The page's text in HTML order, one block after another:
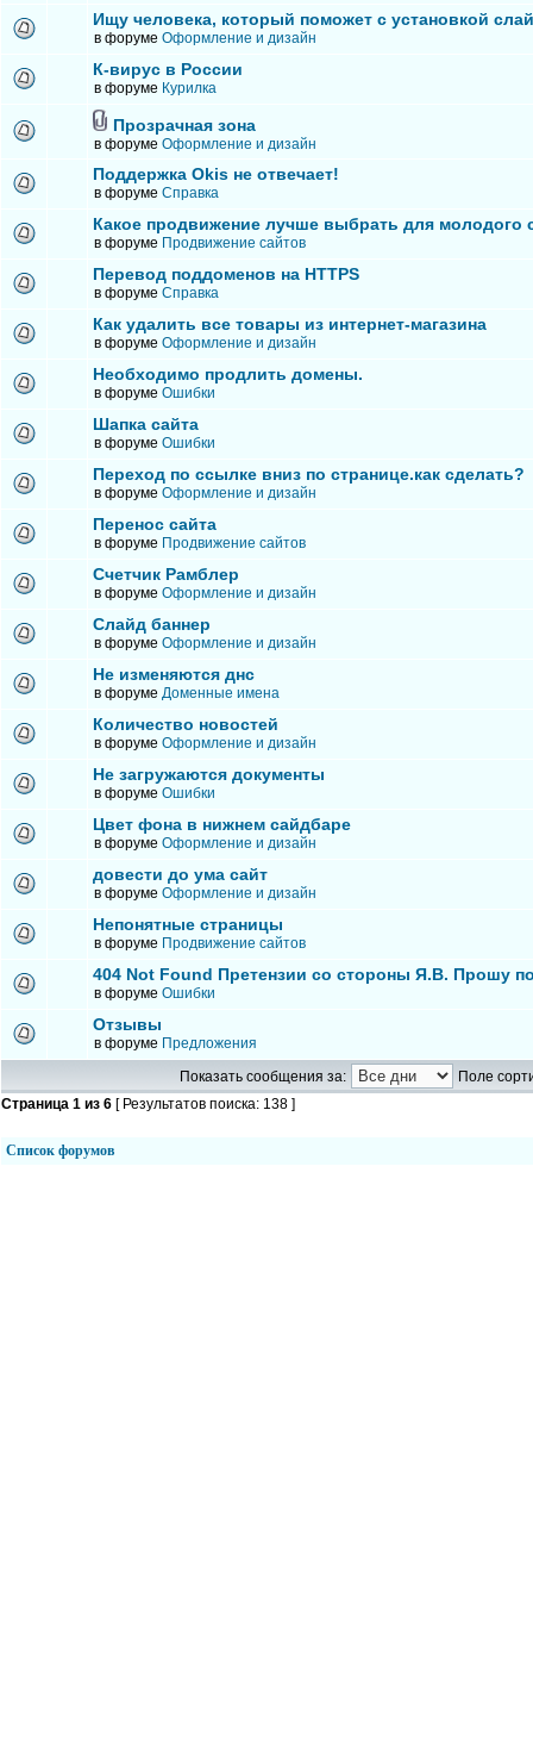
Ищу человека, который поможет с установкой
в форуме Оформление и дизайн
К-вирус в России
в форуме Курилка
Прозрачная зона
в форуме Оформление и дизайн
Поддержка Okis не отвечает!
в форуме Справка
Какое продвижение лучше выбрать для молодого
в форуме Продвижение сайтов
Перевод поддоменов на HTTPS
в форуме Справка
Как удалить все товары из интернет-магазина
в форуме Оформление и дизайн
Необходимо продлить домены.
в форуме Ошибки
Шапка сайта
в форуме Ошибки
Переход по ссылке вниз по странице.как сделать?
в форуме Оформление и дизайн
Перенос сайта
в форуме Продвижение сайтов
Счетчик Рамблер
в форуме Оформление и дизайн
Слайд баннер
в форуме Оформление и дизайн
Не изменяются днс
в форуме Доменные имена
Количество новостей
в форуме Оформление и дизайн
Не загружаются документы
в форуме Ошибки
Цвет фона в нижнем сайдбаре
в форуме Оформление и дизайн
довести до ума сайт
в форуме Оформление и дизайн
Непонятные страницы
в форуме Продвижение сайтов
404 Not Found Претензии со стороны Я.В. Прошу
в форуме Ошибки
Отзывы
в форуме Предложения
Показать сообщения за:
Поле
Страница 1 из 6 [ Результатов поиска: 138 ]
Список форумов